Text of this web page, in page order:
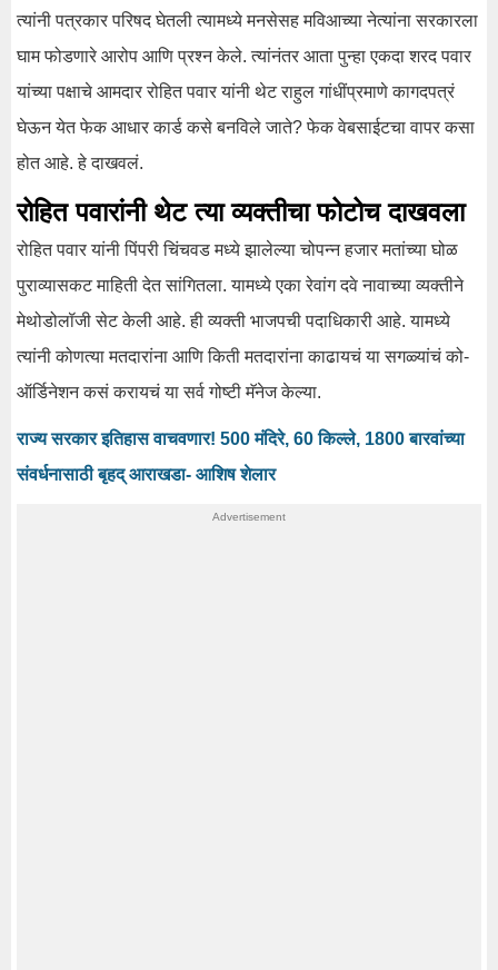
त्यांनी पत्रकार परिषद घेतली त्यामध्ये मनसेसह मविआच्या नेत्यांना सरकारला
घाम फोडणारे आरोप आणि प्रश्न केले. त्यांनंतर आता पुन्हा एकदा शरद पवार
यांच्या पक्षाचे आमदार रोहित पवार यांनी थेट राहुल गांधींप्रमाणे कागदपत्रं
घेऊन येत फेक आधार कार्ड कसे बनविले जाते? फेक वेबसाईटचा वापर कसा
होत आहे. हे दाखवलं.
रोहित पवारांनी थेट त्या व्यक्तीचा फोटोच दाखवला
रोहित पवार यांनी पिंपरी चिंचवड मध्ये झालेल्या चोपन्न हजार मतांच्या घोळ
पुराव्यासकट माहिती देत सांगितला. यामध्ये एका रेवांग दवे नावाच्या व्यक्तीने
मेथोडोलॉजी सेट केली आहे. ही व्यक्ती भाजपची पदाधिकारी आहे. यामध्ये
त्यांनी कोणत्या मतदारांना आणि किती मतदारांना काढायचं या सगळ्यांचं को-
ऑर्डिनेशन कसं करायचं या सर्व गोष्टी मॅनेज केल्या.
राज्य सरकार इतिहास वाचवणार! 500 मंदिरे, 60 किल्ले, 1800 बारवांच्या
संवर्धनासाठी बृहद् आराखडा- आशिष शेलार